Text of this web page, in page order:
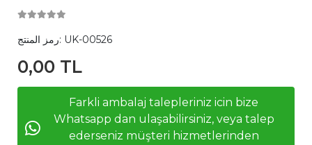
رمز المنتج: UK-00526
0,00 TL
Farkli ambalaj talepleriniz icin bize
Whatsapp dan ulaşabilirsiniz, veya talep
ederseniz müşteri hizmetlerinden